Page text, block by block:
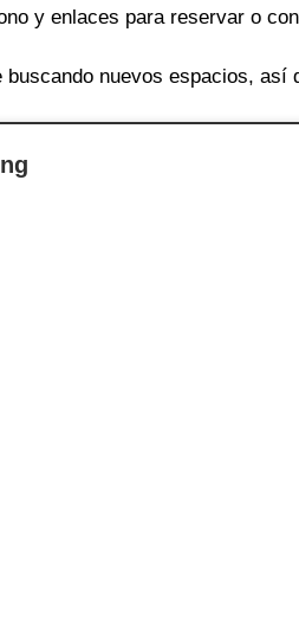
y enlaces para reservar o
buscando nuevos espacios, así